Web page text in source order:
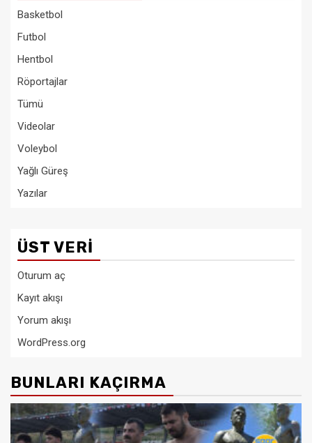
Basketbol
Futbol
Hentbol
Röportajlar
Tümü
Videolar
Voleybol
Yağlı Güreş
Yazılar
ÜST VERI
Oturum aç
Kayıt akışı
Yorum akışı
WordPress.org
BUNLARI KAÇIRMA